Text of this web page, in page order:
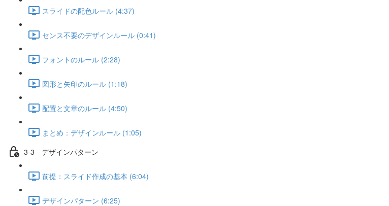
スライドの配色ルール (4:37)
センス不要のデザインルール (0:41)
フォントのルール (2:28)
図形と矢印のルール (1:18)
配置と文章のルール (4:50)
まとめ：デザインルール (1:05)
3-3 デザインパターン
前提：スライド作成の基本 (6:04)
デザインパターン (6:25)